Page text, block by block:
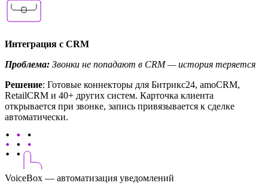
Интеграция с CRM
Проблема: Звонки не попадают в CRM — история теряется
Решение: Готовые коннекторы для Битрикс24, amoCRM,
RetailCRM и 40+ других систем. Карточка клиента
открывается при звонке, запись привязывается к сделке
автоматически.
VoiceBox — автоматизация уведомлений